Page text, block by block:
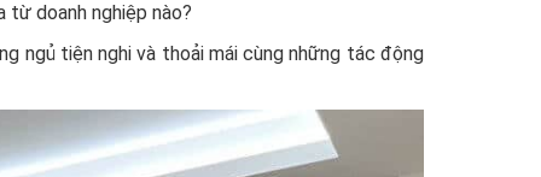
doanh nghiệp nào?
ngủ tiện nghi và thoải mái cùng những tác động